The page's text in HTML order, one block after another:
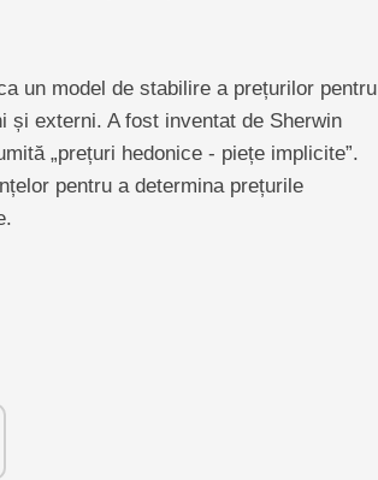
un model de stabilire a prețurilor pentru
și externi. A fost inventat de Sherwin
„prețuri hedonice - piețe implicite”.
pentru a determina prețurile